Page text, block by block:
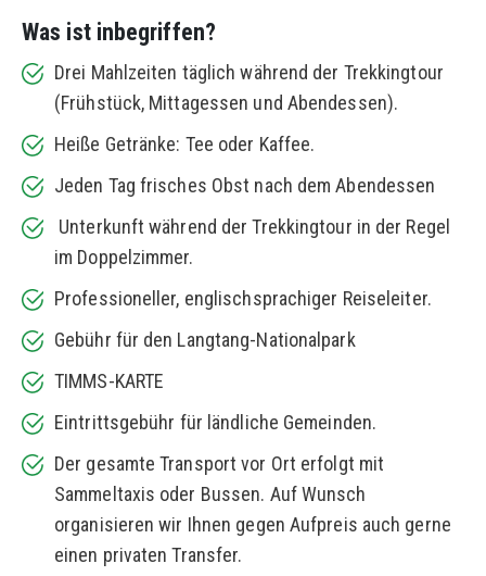
Was ist inbegriffen?
Drei Mahlzeiten täglich während der Trekkingtour
(Frühstück, Mittagessen und Abendessen).
Heiße Getränke: Tee oder Kaffee.
Jeden Tag frisches Obst nach dem Abendessen
Unterkunft während der Trekkingtour in der Regel
im Doppelzimmer.
Professioneller, englischsprachiger Reiseleiter.
Gebühr für den Langtang-Nationalpark
TIMMS-KARTE
Eintrittsgebühr für ländliche Gemeinden.
Der gesamte Transport vor Ort erfolgt mit
Sammeltaxis oder Bussen. Auf Wunsch
organisieren wir Ihnen gegen Aufpreis auch gerne
einen privaten Transfer.